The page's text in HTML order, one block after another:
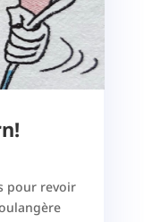
pour revoir